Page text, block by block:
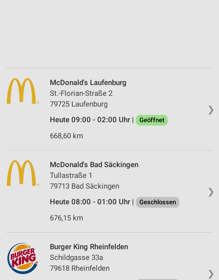
❯
McDonald's Laufenburg
St.-Florian-Straße 2
79725 Laufenburg
Heute 09:00 - 02:00 Uhr |
Geöffnet
668,60 km
❯
McDonald's Bad Säckingen
Tullastraße 1
79713 Bad Säckingen
Heute 08:00 - 01:00 Uhr |
Geschlossen
676,15 km
❯
Burger King Rheinfelden
Schildgasse 33a
79618 Rheinfelden